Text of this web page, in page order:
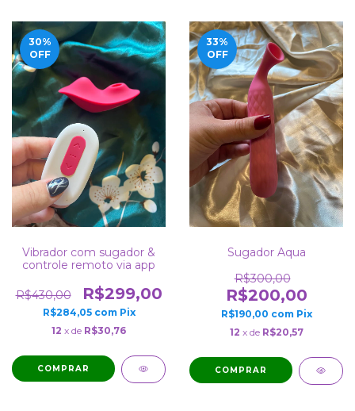
30%
OFF
Vibrador com sugador &
controle remoto via app
R$430,00 R$299,00
R$284,05 com Pix
12 x de R$30,76
COMPRAR
33%
OFF
Sugador Aqua
R$300,00
R$200,00
R$190,00 com Pix
12 x de R$20,57
COMPRAR